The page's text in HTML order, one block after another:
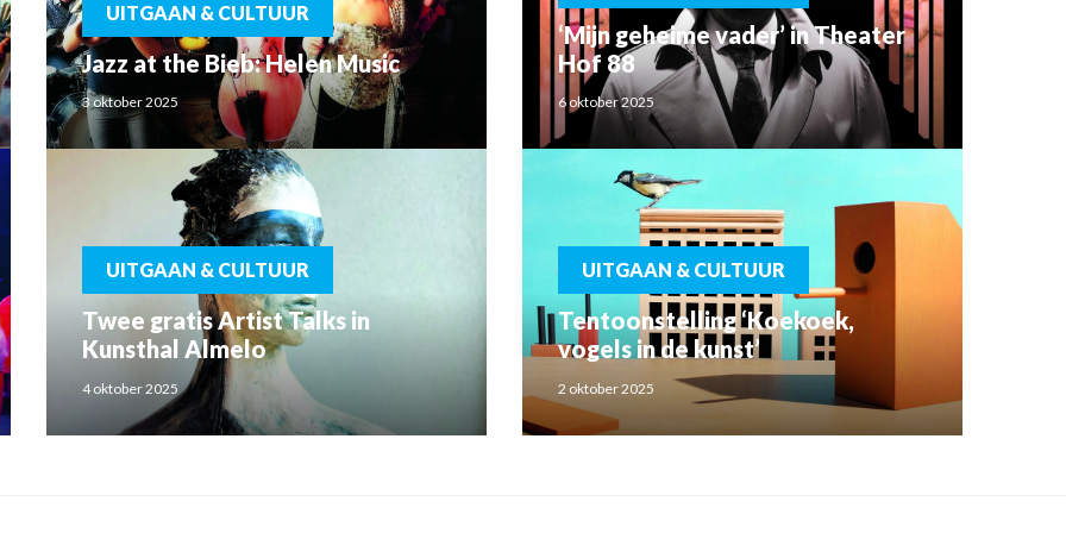
UITGAAN & CULTUUR
Jazz at the Bieb: Helen Music
3 oktober 2025
‘Mijn geheime vader’ in Theater
Hof 88
6 oktober 2025
UITGAAN & CULTUUR
Twee gratis Artist Talks in
Kunsthal Almelo
4 oktober 2025
UITGAAN & CULTUUR
Tentoonstelling ‘Koekoek,
vogels in de kunst’
2 oktober 2025